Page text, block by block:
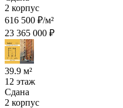
2 корпус
616 500 ₽/м²
23 365 000 ₽
39.9 м²
12 этаж
Сдана
2 корпус